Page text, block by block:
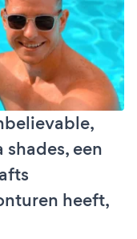
een
heeft,